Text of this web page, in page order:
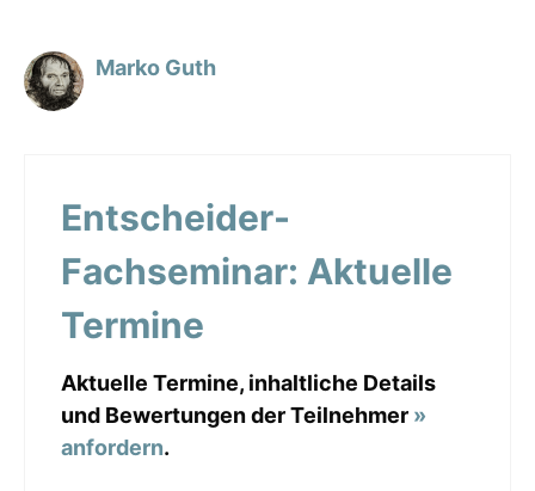
Marko Guth
Entscheider-
Fachseminar: Aktuelle
Termine
Aktuelle Termine, inhaltliche Details
und Bewertungen der Teilnehmer »
anfordern.